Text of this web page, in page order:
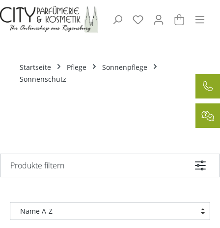
Zum Hauptinhalt springen
Startseite Pflege
Sonnenpflege
Sonnenschutz
Produkte filtern